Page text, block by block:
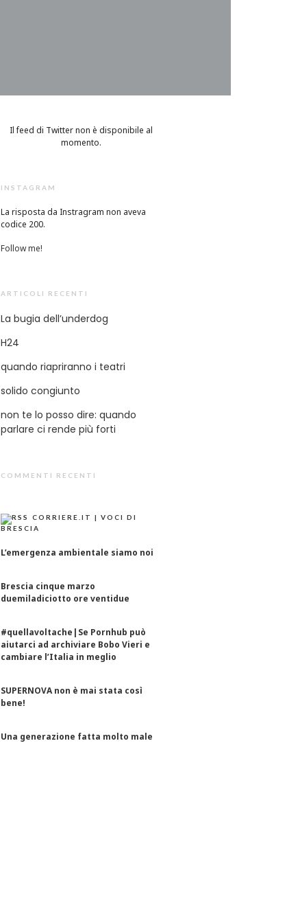
Il feed di Twitter non è disponibile al
momento.
INSTAGRAM
La risposta da Instragram non aveva
codice 200.
Follow me!
ARTICOLI RECENTI
La bugia dell’underdog
H24
quando riapriranno i teatri
solido congiunto
non te lo posso dire: quando
parlare ci rende più forti
COMMENTI RECENTI
CORRIERE.IT | VOCI DI
BRESCIA
L’emergenza ambientale siamo noi
Brescia cinque marzo
duemiladiciotto ore ventidue
#quellavoltache|Se Pornhub può
aiutarci ad archiviare Bobo Vieri e
cambiare l’Italia in meglio
SUPERNOVA non è mai stata così
bene!
Una generazione fatta molto male